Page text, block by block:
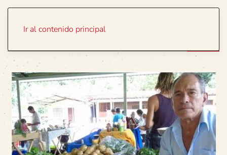
Ir al contenido principal